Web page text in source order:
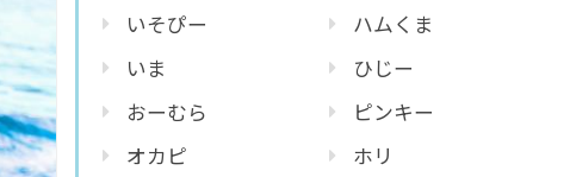
いそぴー
いま
おーむら
オカピ
ハムくま
ひじー
ピンキー
ホリ